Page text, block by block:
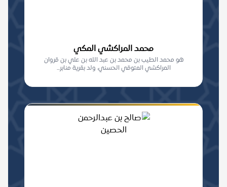
محمد المراكشي المكي
هو محمد الطيب بن محمد بن عبد الله بن علي بن قروان
المراكشي المتوقي الحسني، ولد بقرية منابر...